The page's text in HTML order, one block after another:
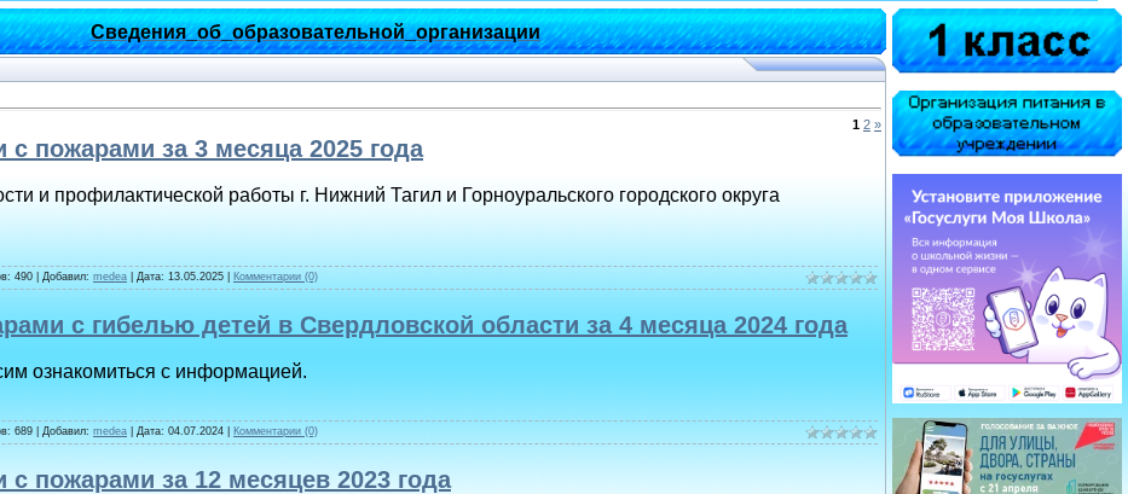
Сведения_об_образовательной_организации
1 2 »
с пожарами за 3 месяца 2025 года
и профилактической работы г. Нижний Тагил и Горноуральского городского округа
490 | Добавил: medea | Дата: 13.05.2025 Комментарии (0)
с гибелью детей в Свердловской области за 4 месяца 2024 года
ознакомиться с информацией.
689 | Добавил: medea | Дата: 04.07.2024 Комментарии (0)
с пожарами за 12 месяцев 2023 года